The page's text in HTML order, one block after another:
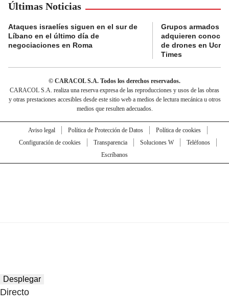
Últimas Noticias
Ataques israelíes siguen en el sur de
Líbano en el último día de
negociaciones en Roma
Grupos armados
adquieren
de drones en
Times
© CARACOL S.A. Todos los derechos reservados.
CARACOL S.A. realiza una reserva expresa de las reproducciones y usos de las obras
y otras prestaciones accesibles desde este sitio web a medios de lectura mecánica u otros
medios que resulten adecuados.
Aviso legal Política de Protección de Datos
Política de cookies
Configuración de cookies
Transparencia Soluciones W
Teléfonos
Escríbanos
Desplegar
Directo